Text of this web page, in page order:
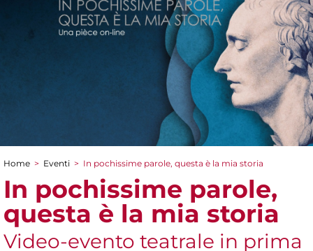
Tu sei qui
Home > Eventi > In pochissime parole, questa è la mia storia
In pochissime parole,
questa è la mia storia
Video-evento teatrale in prima